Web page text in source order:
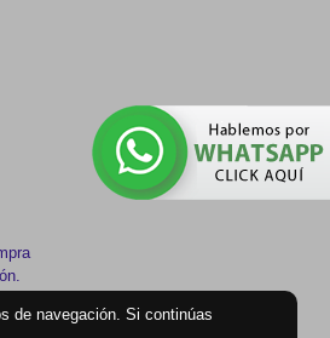
de navegación. Si continúas